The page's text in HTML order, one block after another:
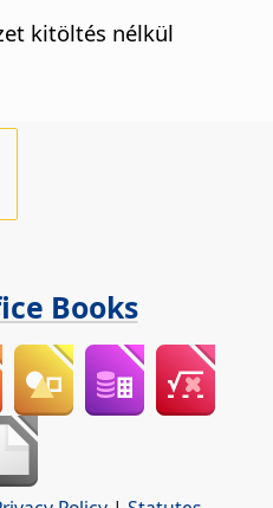
kitöltés nélkül
Books